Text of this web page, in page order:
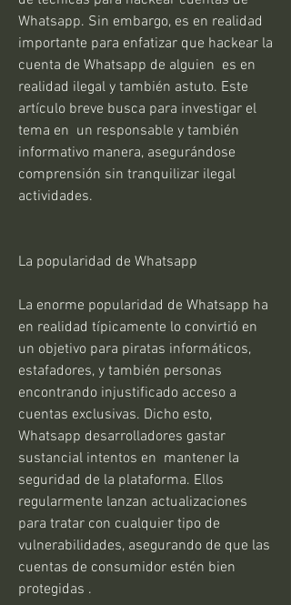
Whatsapp. Sin embargo, es en realidad
importante para enfatizar que hackear la
cuenta de Whatsapp de alguien  es en
realidad ilegal y también astuto. Este
artículo breve busca para investigar el
tema en  un responsable y también
informativo manera, asegurándose
comprensión sin tranquilizar ilegal
actividades.
La popularidad de Whatsapp
La enorme popularidad de Whatsapp ha
en realidad típicamente lo convirtió en
un objetivo para piratas informáticos,
estafadores, y también personas
encontrando injustificado acceso a
cuentas exclusivas. Dicho esto,
Whatsapp desarrolladores gastar
sustancial intentos en  mantener la
seguridad de la plataforma. Ellos
regularmente lanzan actualizaciones
para tratar con cualquier tipo de
vulnerabilidades, asegurando de que las
cuentas de consumidor estén bien
protegidas .